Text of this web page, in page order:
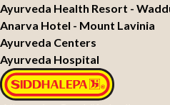
Ayurveda Hospital
Ayurveda Centers
Anarva Hotel - Mount Lavinia
Ayurveda Health Resort -